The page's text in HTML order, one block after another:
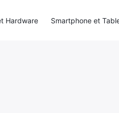
Hardware Smartphone et